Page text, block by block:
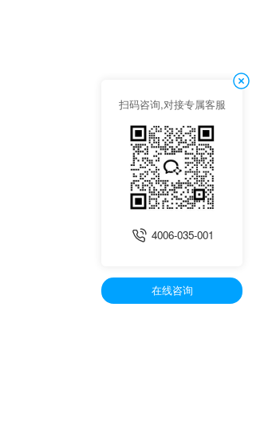
扫码咨询,对接专属客服
4006-035-001
在线咨询